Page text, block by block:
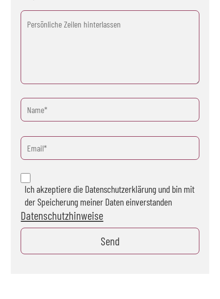
Ich akzeptiere die Datenschutzerklärung und bin mit
der Speicherung meiner Daten einverstanden
Datenschutzhinweise